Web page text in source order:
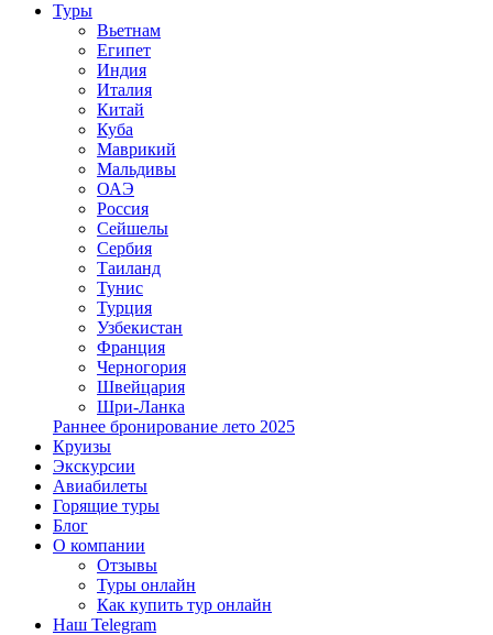
Туры
Вьетнам
Египет
Индия
Италия
Китай
Куба
Маврикий
Мальдивы
ОАЭ
Россия
Сейшелы
Сербия
Таиланд
Тунис
Турция
Узбекистан
Франция
Черногория
Швейцария
Шри-Ланка
Раннее бронирование лето 2025
Круизы
Экскурсии
Авиабилеты
Горящие туры
Блог
О компании
Отзывы
Туры онлайн
Как купить тур онлайн
Наш Telegram